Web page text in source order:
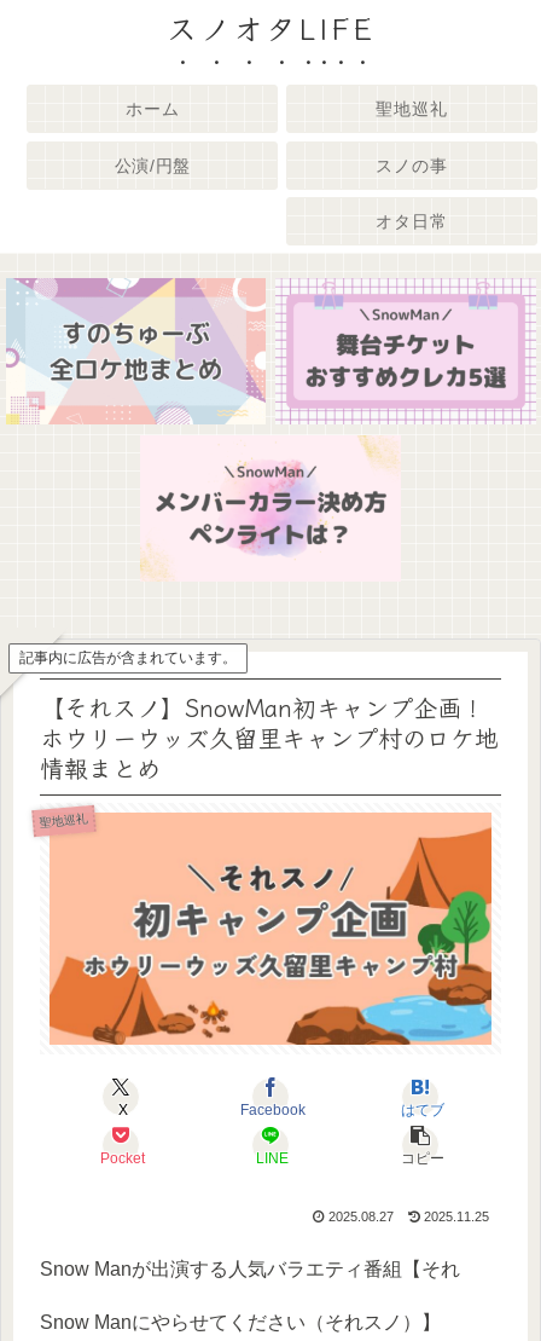
スノオタLIFE
ホーム 聖地巡礼
公演/円盤 スノの事
オタ日常
記事内に広告が含まれています。
【それスノ】SnowMan初キャンプ企画！
ホウリーウッズ久留里キャンプ村のロケ地
情報まとめ
聖地巡礼
X Facebook はてブ
Pocket LINE コピー
2025.08.27 2025.11.25
Snow Manが出演する人気バラエティ番組【それ
Snow Manにやらせてください（それスノ）】